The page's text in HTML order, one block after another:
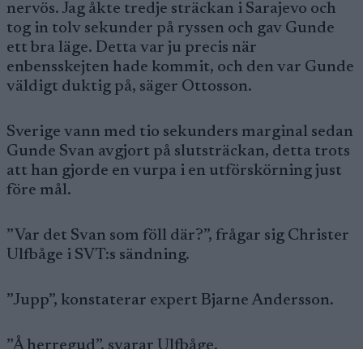
nervös. Jag åkte tredje sträckan i Sarajevo och
tog in tolv sekunder på ryssen och gav Gunde
ett bra läge. Detta var ju precis när
enbensskejten hade kommit, och den var Gunde
väldigt duktig på, säger Ottosson.
Sverige vann med tio sekunders marginal sedan
Gunde Svan avgjort på slutsträckan, detta trots
att han gjorde en vurpa i en utförskörning just
före mål.
”Var det Svan som föll där?”, frågar sig Christer
Ulfbåge i SVT:s sändning.
”Jupp”, konstaterar expert Bjarne Andersson.
”Å herregud”, svarar Ulfbåge.